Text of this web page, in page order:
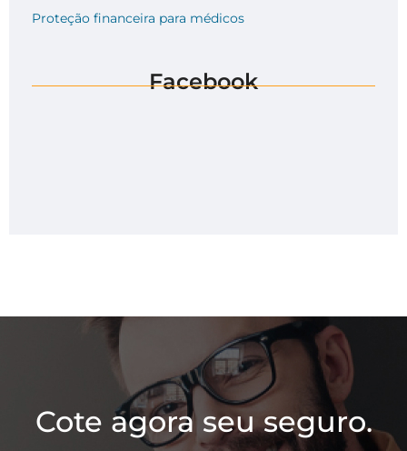
Proteção financeira para médicos
Facebook
Cote agora seu seguro.